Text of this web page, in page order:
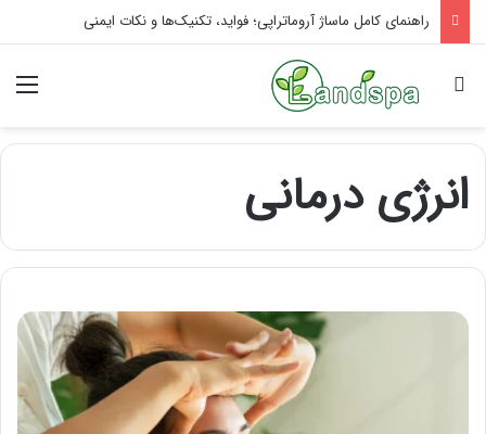
راهنمای کامل ماساژ آروماتراپی؛ فواید، تکنیک‌ها و نکات ایمنی
جستجو برای
انرژی درمانی